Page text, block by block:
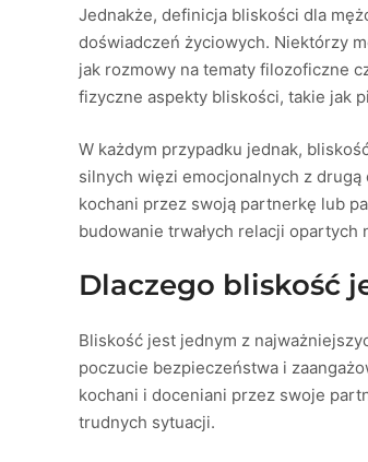
Jednakże, definicja bliskości dla
doświadczeń życiowych. Niektórzy
jak rozmowy na tematy filozoficzne
fizyczne aspekty bliskości, takie jak
W każdym przypadku jednak,
silnych więzi emocjonalnych z
kochani przez swoją partnerkę lub
budowanie trwałych relacji opartych
Dlaczego bliskość
Bliskość jest jednym z
poczucie bezpieczeństwa i
kochani i doceniani przez swoje
trudnych sytuacji.